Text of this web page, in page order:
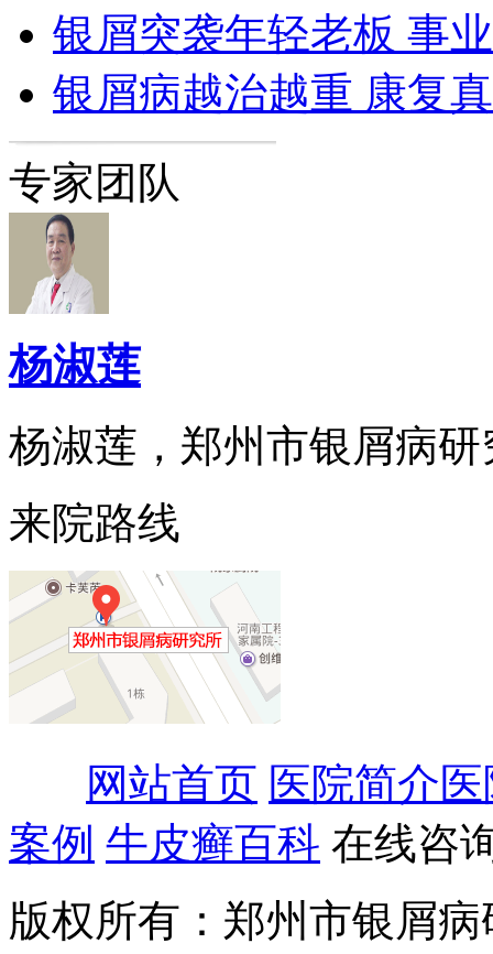
银屑突袭年轻老板 事
银屑病越治越重 康复
专家团队
杨淑莲
杨淑莲，郑州市银屑病
来院路线
网站首页 医院简介
案例 牛皮癣百科 在线咨
版权所有：郑州市银屑